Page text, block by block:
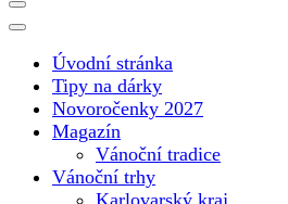
Vánoce v Česku
Úvodní stránka
Tipy na dárky
Novoročenky 2027
Magazín
Vánoční tradice
Vánoční trhy
Karlovarský kraj